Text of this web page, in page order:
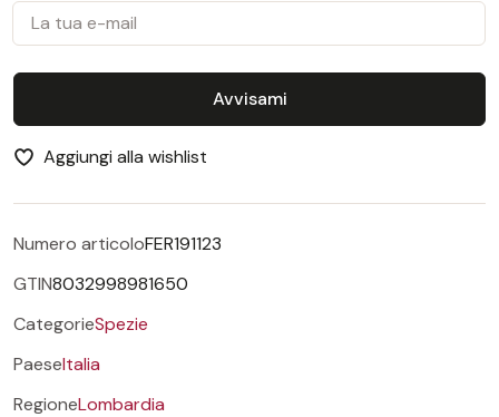
La tua e-mail
Avvisami
Aggiungi alla wishlist
Numero articoloFER191123
GTIN8032998981650
CategorieSpezie
PaeseItalia
RegioneLombardia